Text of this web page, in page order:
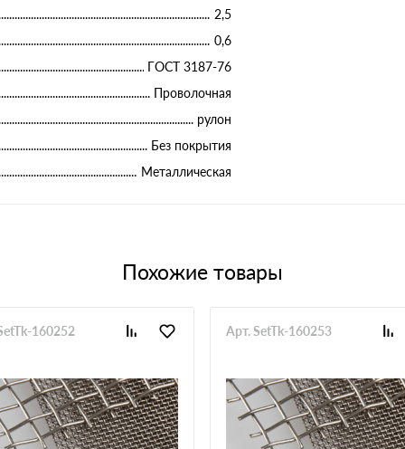
2,5
0,6
ГОСТ 3187-76
Проволочная
рулон
Без покрытия
Металлическая
Похожие товары
160252 Арт. SetTk-160253